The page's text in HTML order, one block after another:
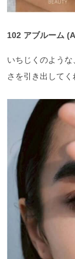
102 アブルーム
いちじくのよう
さを引き出してく